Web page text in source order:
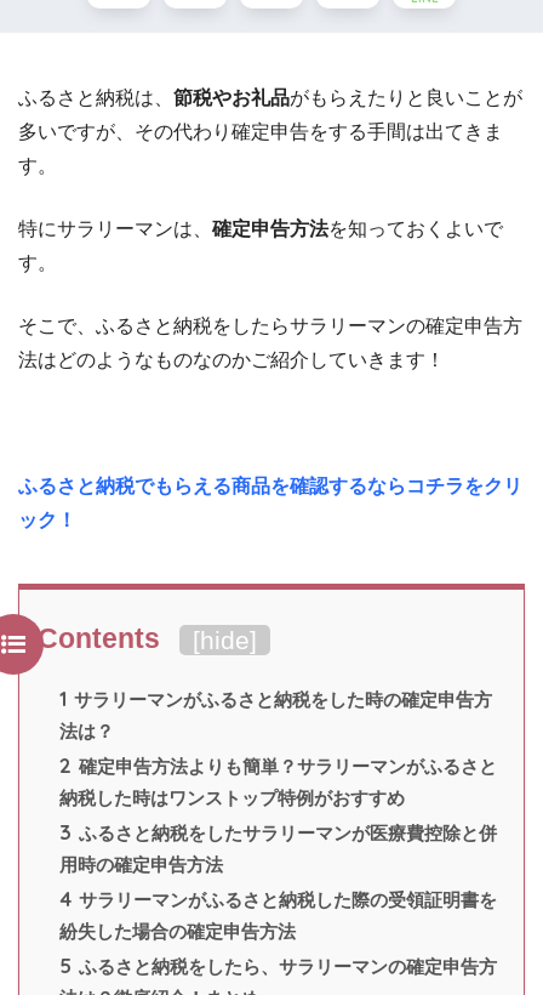
ふるさと納税は、 節税やお礼品がもらえたりと良いことが
多いですが、その代わり確定申告をする手間は出てきま
す。
特にサラリーマンは、 確定申告方法を知っておくよいで
す。
そこで、ふるさと納税をしたらサラリーマンの確定申告方
法はどのようなものなのかご紹介していきます！
ふるさと納税でもらえる商品を確認するならコチラをクリ
ック！
Contents [hide]
1 サラリーマンがふるさと納税をした時の確定申告方
法は？
2 確定申告方法よりも簡単？サラリーマンがふるさと
納税した時はワンストップ特例がおすすめ
3 ふるさと納税をしたサラリーマンが医療費控除と併
用時の確定申告方法
4 サラリーマンがふるさと納税した際の受領証明書を
紛失した場合の確定申告方法
5 ふるさと納税をしたら、サラリーマンの確定申告方